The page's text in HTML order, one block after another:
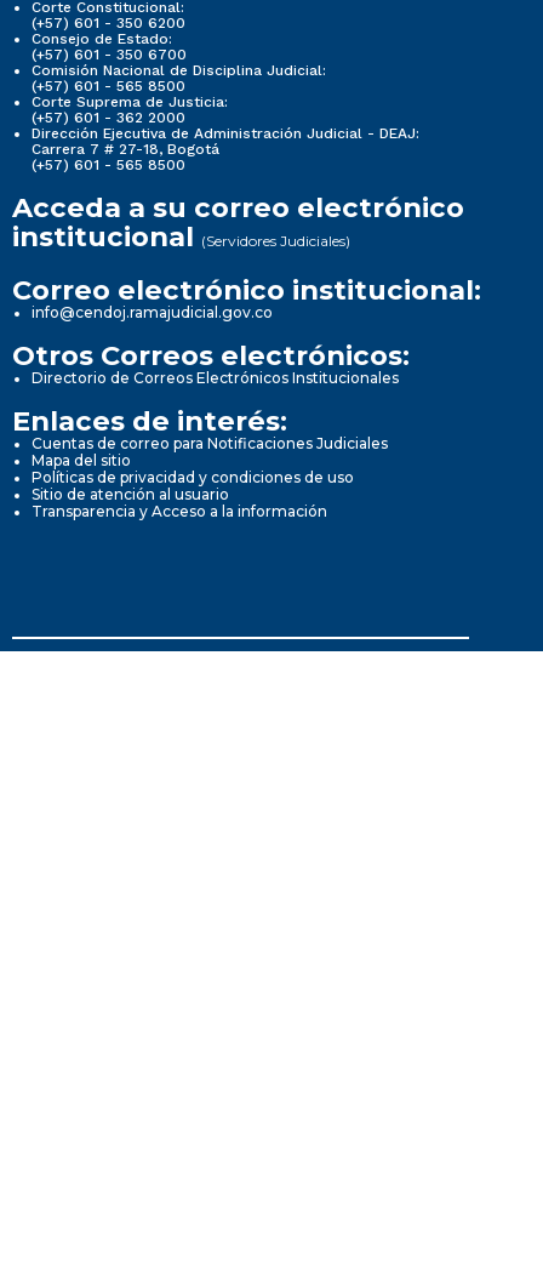
Corte Constitucional:
(+57) 601 - 350 6200
Consejo de Estado:
(+57) 601 - 350 6700
Comisión Nacional de Disciplina Judicial:
(+57) 601 - 565 8500
Corte Suprema de Justicia:
(+57) 601 - 362 2000
Dirección Ejecutiva de Administración Judicial - DEAJ:
Carrera 7 # 27-18, Bogotá
(+57) 601 - 565 8500
Acceda a su correo electrónico
institucional (Servidores Judiciales)
Correo electrónico institucional:
info@cendoj.ramajudicial.gov.co
Otros Correos electrónicos:
Directorio de Correos Electrónicos Institucionales
Enlaces de interés:
Cuentas de correo para Notificaciones Judiciales
Mapa del sitio
Políticas de privacidad y condiciones de uso
Sitio de atención al usuario
Transparencia y Acceso a la información